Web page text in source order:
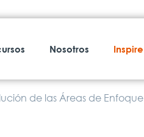
Nosotros Inspire
de las Áreas de Enfoque